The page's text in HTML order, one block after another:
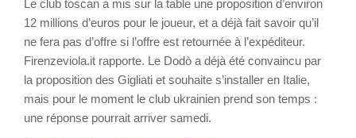
Le club toscan a mis sur la table une proposition d’environ
12 millions d’euros pour le joueur, et a déjà fait savoir qu’il
ne fera pas d’offre si l’offre est retournée à l’expéditeur.
Firenzeviola.it rapporte. Le Dodò a déjà été convaincu par
la proposition des Gigliati et souhaite s’installer en Italie,
mais pour le moment le club ukrainien prend son temps :
une réponse pourrait arriver samedi.